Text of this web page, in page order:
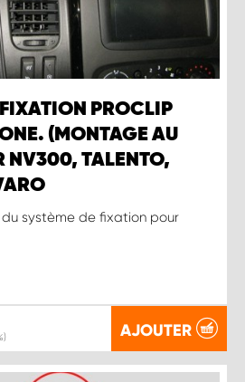
PROCLIP
(MONTAGE AU
NV300, TALENTO,
système de fixation pour
AJOUTER